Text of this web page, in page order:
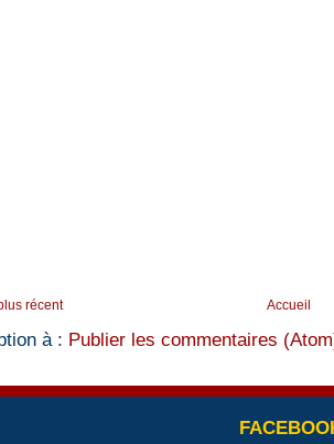
récent Accueil
à : Publier les commentaires